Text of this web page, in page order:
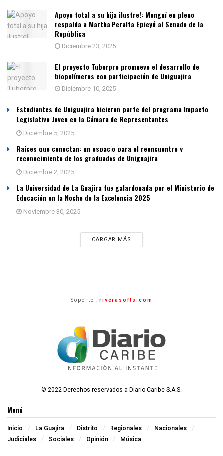
Apoyo total a su hija ilustre!: Monguí en pleno
respalda a Martha Peralta Epieyú al Senado de la
República
Diciembre 23, 2025
El proyecto Tuberpro promueve el desarrollo de
biopolímeros con participación de Uniguajira
Diciembre 10, 2025
Estudiantes de Uniguajira hicieron parte del programa Impacto
Legislativo Joven en la Cámara de Representantes
Diciembre 5, 2025
Raíces que conectan: un espacio para el reencuentro y
reconocimiento de los graduados de Uniguajira
Diciembre 2, 2025
La Universidad de La Guajira fue galardonada por el Ministerio de
Educación en la Noche de la Excelencia 2025
Noviembre 30, 2025
CARGAR MÁS
Soporte : riverasofts.com
© 2022 Derechos reservados a Diario Caribe S.A.S.
Menú
Inicio La Guajira Distrito Regionales
Nacionales
Judiciales
Sociales Opinión Música